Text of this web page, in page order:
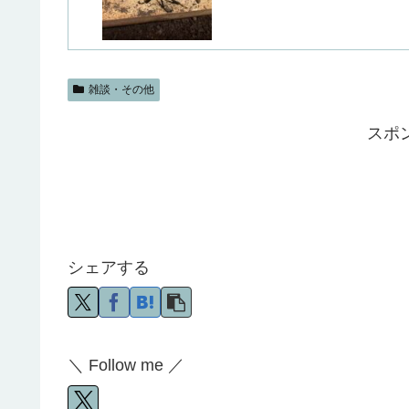
雑談・その他
スポ
シェアする
＼ Follow me ／